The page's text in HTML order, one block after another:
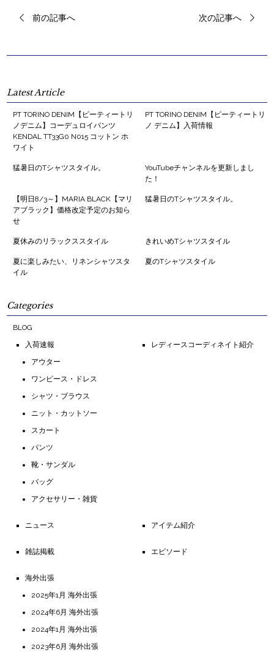
前の記事へ 次の記事へ
Latest Article
PT TORINO DENIM【ピーティートリ
ノデニム】コーデュロイパンツ
KENDAL TT33G0 N015 コットン ホ
ワイト
PT TORINO DENIM【ピーティートリ
ノ デニム】入荷情報
猛暑日のTシャツスタイル。
YouTubeチャンネルを更新しまし
た！
【明日8/3～】MARIA BLACK【マリ
アブラック】価格改定予定のお知ら
せ
猛暑日のTシャツスタイル。
夏休みのリラックススタイル きれいめTシャツスタイル
夏に楽しみたい、リネンシャツスタ
イル
夏のTシャツスタイル
Categories
BLOG
入荷速報
アウター
ワンピース・ドレス
シャツ・ブラウス
ニット・カットソー
スカート
パンツ
靴・サンダル
バッグ
アクセサリー・雑貨
レディースコーディネイト紹介
ニュース アイテム紹介
雑誌掲載 エピソード
海外出張
2025年1月 海外出張
2024年6月 海外出張
2024年1月 海外出張
2023年6月 海外出張